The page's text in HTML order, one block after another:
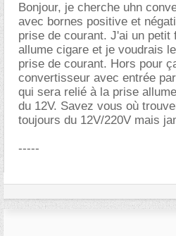
Bonjour, je cherche uhn
avec bornes positive et
prise de courant. J'ai un petit
allume cigare et je voudrais
prise de courant. Hors pour
convertisseur avec entrée
qui sera relié à la prise
du 12V. Savez vous où
toujours du 12V/220V mais
-----